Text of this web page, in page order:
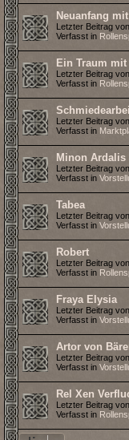
Neuanfang
Letzter Beitrag von
Verfasst in
Ein Traum
Letzter Beitrag von
Verfasst in
Letzter Beitrag von
Verfasst in
Minon Ardalis
Letzter Beitrag von
Verfasst in
Tabea
Letzter Beitrag von
Verfasst in
Robert
Letzter Beitrag von
Verfasst in
Fraya Elysia
Letzter Beitrag von
Verfasst in
Artor von
Letzter Beitrag von
Verfasst in
Rel Xen
Letzter Beitrag von
Verfasst in